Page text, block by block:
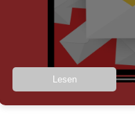
Lesen